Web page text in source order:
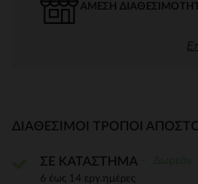
ΆΜΕΣΗ
ΔΙΑΘΈΣΙΜΟΙ ΤΡΌΠΟΙ
ΣΕ ΚΑΤΑΣΤΗΜΑ
6 έως 14 εργ.ημέρες